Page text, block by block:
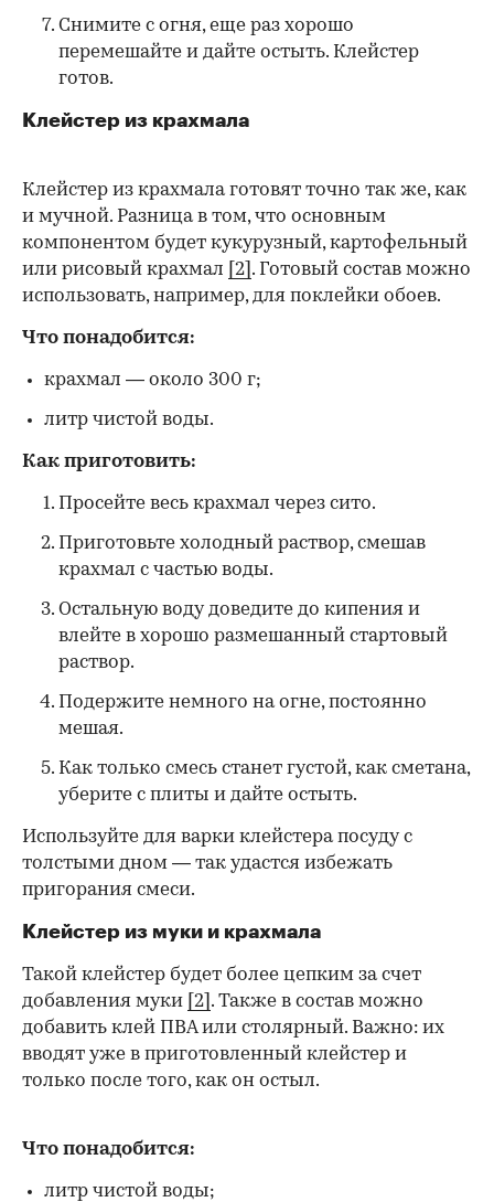
Снимите с огня, еще раз хорошо
перемешайте и дайте остыть. Клейстер
готов.
Клейстер из крахмала
Клейстер из крахмала готовят точно так же, как
и мучной. Разница в том, что основным
компонентом будет кукурузный, картофельный
или рисовый крахмал
[2] . Готовый состав можно
использовать, например, для поклейки обоев.
Что понадобится:
крахмал — около 300 г;
литр чистой воды.
Как приготовить:
Просейте весь крахмал через сито.
Приготовьте холодный раствор, смешав
крахмал с частью воды.
Остальную воду доведите до кипения и
влейте в хорошо размешанный стартовый
раствор.
Подержите немного на огне, постоянно
мешая.
Как только смесь станет густой, как сметана,
уберите с плиты и дайте остыть.
Используйте для варки клейстера посуду с
толстыми дном — так удастся избежать
пригорания смеси.
Клейстер из муки и крахмала
Такой клейстер будет более цепким за счет
добавления муки [2] . Также в состав можно
добавить клей ПВА или столярный. Важно: их
вводят уже в приготовленный клейстер и
только после того, как он остыл.
Что понадобится:
литр чистой воды;